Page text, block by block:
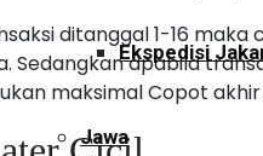
Ekspedisi
Jawa
ditanggal 1-16
Sedangkan apabila
maksimal Copot